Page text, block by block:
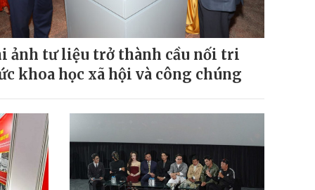
ảnh tư liệu trở thành cầu nối tri
khoa học xã hội và công chúng